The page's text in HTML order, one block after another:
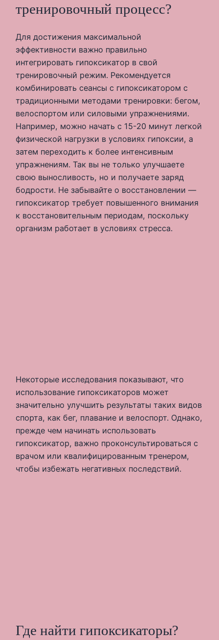
тренировочный процесс?
Для достижения максимальной
эффективности важно правильно
интегрировать гипоксикатор в свой
тренировочный режим. Рекомендуется
комбинировать сеансы с гипоксикатором с
традиционными методами тренировки: бегом,
велоспортом или силовыми упражнениями.
Например, можно начать с 15-20 минут легкой
физической нагрузки в условиях гипоксии, а
затем переходить к более интенсивным
упражнениям. Так вы не только улучшаете
свою выносливость, но и получаете заряд
бодрости. Не забывайте о восстановлении —
гипоксикатор требует повышенного внимания
к восстановительным периодам, поскольку
организм работает в условиях стресса.
Некоторые исследования показывают, что
использование гипоксикаторов может
значительно улучшить результаты таких видов
спорта, как бег, плавание и велоспорт. Однако,
прежде чем начинать использовать
гипоксикатор, важно проконсультироваться с
врачом или квалифицированным тренером,
чтобы избежать негативных последствий.
Где найти гипоксикаторы?